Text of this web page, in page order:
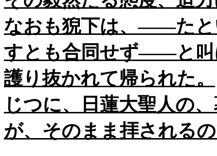
なおも猊下は、――たと
すとも合同せず――と叫
護り抜かれて帰られた。
じつに、日蓮大聖人の
が、そのまま拝される